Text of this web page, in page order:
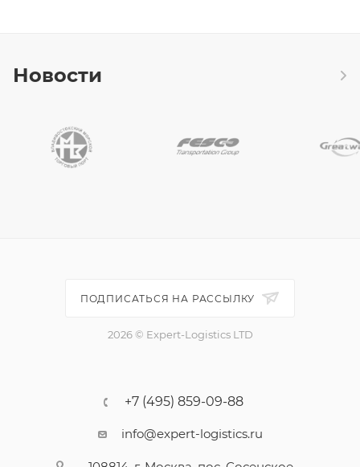
Новости
ПОДПИСАТЬСЯ НА РАССЫЛКУ
2026 © Expert-Logistics LTD
+7 (495) 859-09-88
info@expert-logistics.ru